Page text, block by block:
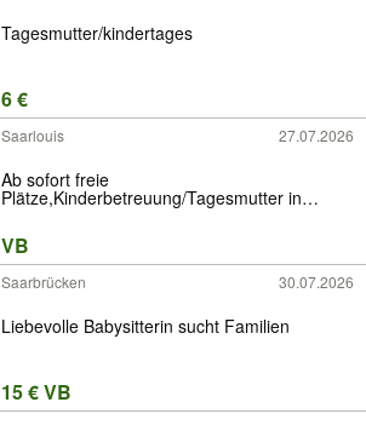
Tagesmutter/kindertages
6 €
Saarlouis 27.07.2026
Ab sofort freie
Plätze,Kinderbetreuung/Tagesmutter in
VB
Saarbrücken 30.07.2026
Liebevolle Babysitterin sucht Familien
15 € VB